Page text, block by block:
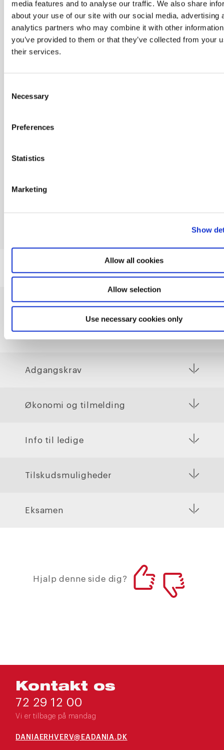
media features and to analyse our traffic. We also share
about your use of our site with our social media, advertising
analytics partners who may combine it with other
you’ve provided to them or that they’ve collected from your
their services.
Selection
Necessary
Preferences
Statistics
Marketing
Show
Allow all cookies
Allow selection
Use necessary cookies only
kommer
nye
hold
Praktiske informationer
Adgangskrav
Økonomi og tilmelding
Info til ledige
Tilskudsmuligheder
Eksamen
Hjalp denne side dig?
Kontakt os
72 29 12 00
Vi er tilbage på mandag
DANIAERHVERV@EADANIA.DK